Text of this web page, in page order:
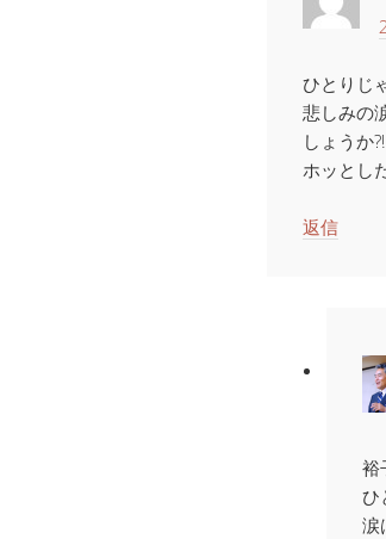
ひとりじ
悲しみの
しょうか?!
ホッとし
返信
裕
ひ
涙